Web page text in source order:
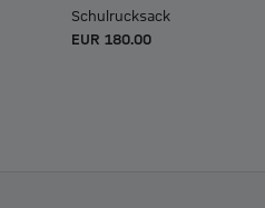
Schulrucksack
EUR 180.00